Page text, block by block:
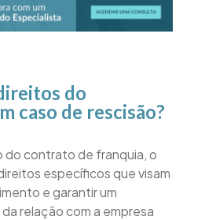
do
caso de rescisão?
do contrato de franquia, o
específicos que visam
e garantir um
relação com a empresa